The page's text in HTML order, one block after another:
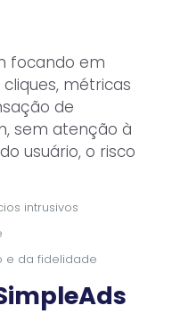
focando em
métricas
de
sem atenção à
usuário, o risco
intrusivos
e da fidelidade